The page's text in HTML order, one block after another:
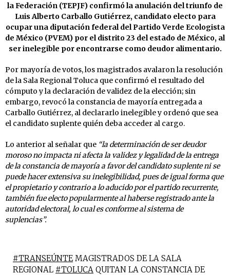
la Federación (TEPJF) confirmó la anulación del triunfo de
Luis Alberto Carballo Gutiérrez, candidato electo para
ocupar una diputación federal del Partido Verde Ecologista
de México (PVEM) por el distrito 23 del estado de México, al
ser inelegible por encontrarse como deudor alimentario.
Por mayoría de votos, los magistrados avalaron la resolución
de la Sala Regional Toluca que confirmó el resultado del
cómputo y la declaración de validez de la elección; sin
embargo, revocó la constancia de mayoría entregada a
Carballo Gutiérrez, al declararlo inelegible y ordenó que sea
el candidato suplente quién deba acceder al cargo.
Lo anterior al señalar que “la determinación de ser deudor
moroso no impacta ni afecta la validez y legalidad de la entrega
de la constancia de mayoría a favor del candidato suplente ni se
puede hacer extensiva su inelegibilidad, pues de igual forma que
el propietario y contrario a lo aducido por el partido recurrente,
también fue electo popularmente al haberse registrado ante la
autoridad electoral, lo cual es conforme al sistema de
suplencias”.
#TRANSEÚNTE MAGISTRADOS DE LA SALA
REGIONAL #TOLUCA QUITAN LA CONSTANCIA DE